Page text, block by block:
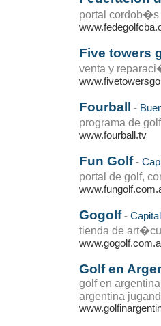
portal cordob�s
Five towers
venta y
Fourball -
programa de
www.fourball.tv
Fun Golf -
portal de golf,
Gogolf -
tienda de
Golf en
golf en
argentina